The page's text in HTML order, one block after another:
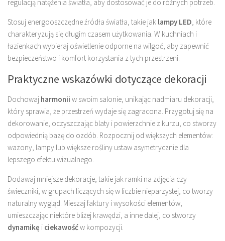
regulacją natężenia światła, aby dostosować je do różnych potrzeb.
Stosuj energooszczędne źródła światła, takie jak lampy LED, które
charakteryzują się długim czasem użytkowania. W kuchniach i
łazienkach wybieraj oświetlenie odporne na wilgoć, aby zapewnić
bezpieczeństwo i komfort korzystania z tych przestrzeni.
Praktyczne wskazówki dotyczące dekoracji
Dochowaj harmonii w swoim salonie, unikając nadmiaru dekoracji,
który sprawia, że przestrzeń wydaje się zagracona. Przygotuj się na
dekorowanie, oczyszczając blaty i powierzchnie z kurzu, co stworzy
odpowiednią bazę do ozdób. Rozpocznij od większych elementów:
wazony, lampy lub większe rośliny ustaw asymetrycznie dla
lepszego efektu wizualnego.
Dodawaj mniejsze dekoracje, takie jak ramki na zdjęcia czy
świeczniki, w grupach liczących się w liczbie nieparzystej, co tworzy
naturalny wygląd. Mieszaj faktury i wysokości elementów,
umieszczając niektóre bliżej krawędzi, a inne dalej, co stworzy
dynamikę i ciekawośćw kompozycji.